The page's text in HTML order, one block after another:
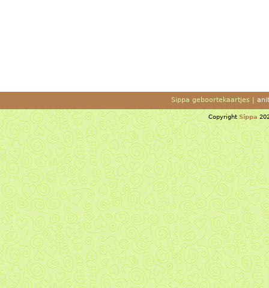
Sippa geboortekaartjes |
CopyrightSippa